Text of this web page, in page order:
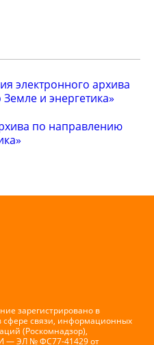
электронного архива
и энергетика»
по направлению
зарегистрировано в
сфере связи, информационных
(Роскомнадзор),
— ЭЛ № ФС77-41429 от